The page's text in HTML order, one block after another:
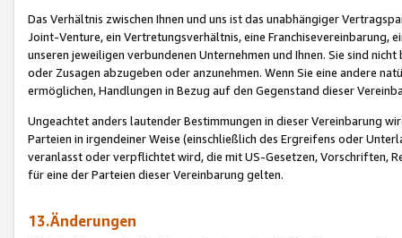
Das Verhältnis zwischen Ihnen und uns ist das unabhängiger
Joint-Venture, ein Vertretungsverhältnis, eine Franchisevereinbarung,
unseren jeweiligen verbundenen Unternehmen und Ihnen. Sie sind
oder Zusagen abzugeben oder anzunehmen. Wenn Sie eine andere
ermöglichen, Handlungen in Bezug auf den Gegenstand dieser
Ungeachtet anders lautender Bestimmungen in dieser Vereinbarung
Parteien in irgendeiner Weise (einschließlich des Ergreifens oder
veranlasst oder verpflichtet wird, die mit US-Gesetzen, Vorschriften,
für eine der Parteien dieser Vereinbarung gelten.
13.Änderungen